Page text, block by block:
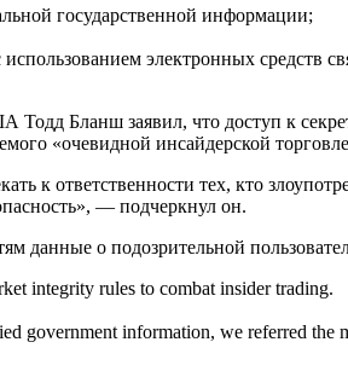
государственной информации;
электронных средств
Бланш заявил, что доступ к
«очевидной инсайдерской
к ответственности тех, кто
— подчеркнул он.
данные о подозрительной
integrity rules to combat insider trading.
government information, we referred